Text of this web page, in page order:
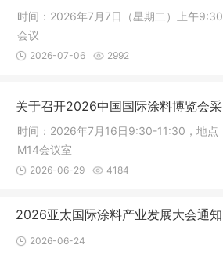
时间：2026年7月7日（星期二）上午
会议
2026-07-06 2992
关于召开2026中国国际涂料博览会
时间：2026年7月16日9:30-11:30，地点
M14会议室
2026-06-29 4184
2026亚太国际涂料产业发展大会通知
2026-06-24